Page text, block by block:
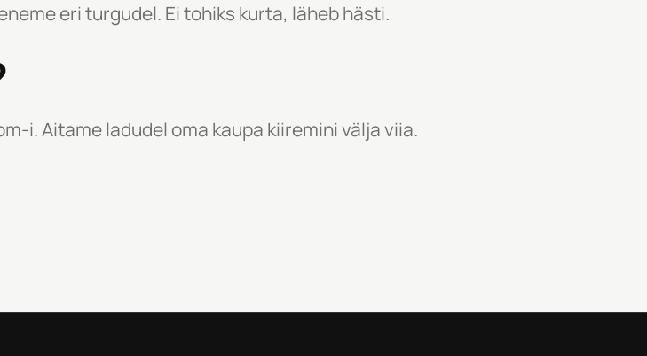
eri turgudel. Ei tohiks kurta, läheb hästi.
i. Aitame ladudel oma kaupa kiiremini välja viia.